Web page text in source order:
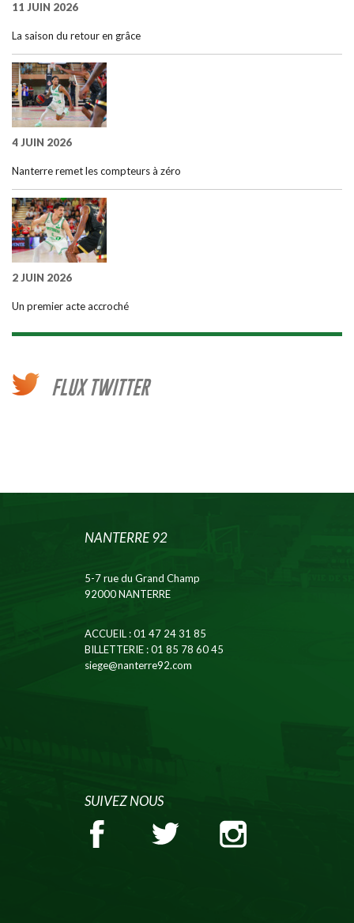
11 JUIN 2026
La saison du retour en grâce
4 JUIN 2026
Nanterre remet les compteurs à zéro
2 JUIN 2026
Un premier acte accroché
FLUX TWITTER
NANTERRE 92
5-7 rue du Grand Champ
92000 NANTERRE
ACCUEIL: 01 47 24 31 85
BILLETTERIE: 01 85 78 60 45
siege@nanterre92.com
SUIVEZ NOUS